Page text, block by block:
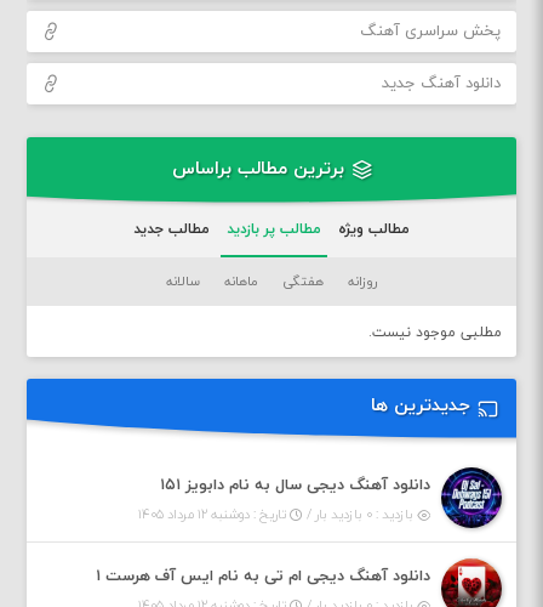
پخش سراسری آهنگ
دانلود آهنگ جدید
برترین مطالب براساس
مطالب ویژه مطالب پر بازدید مطالب جدید
روزانه هفتگی ماهانه سالانه
مطلبی موجود نیست.
جدیدترین ها
دانلود آهنگ دیجی سال به نام دابویز ۱۵۱
بازدید : ۰ بازدید بار / تاریخ : دوشنبه ۱۲ مرداد ۱۴۰۵
دانلود آهنگ دیجی ام تی به نام ایس آف هرست ۱